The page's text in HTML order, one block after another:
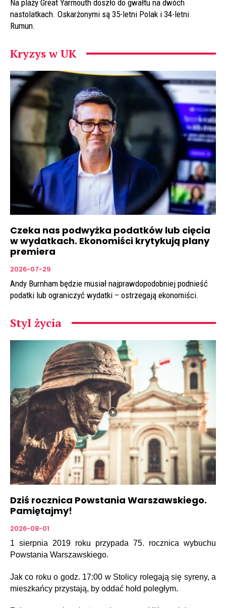
Na plaży Great Yarmouth doszło do gwałtu na dwóch
nastolatkach. Oskarżonymi są 35-letni Polak i 34-letni
Rumun.
Kryzys w UK
Czeka nas podwyżka podatków lub cięcia
w wydatkach. Ekonomiści krytykują plany
premiera
2026-07-29
Andy Burnham będzie musiał najprawdopodobniej podnieść
podatki lub ograniczyć wydatki – ostrzegają ekonomiści.
Styl życia
Dziś rocznica Powstania Warszawskiego.
Pamiętajmy!
2026-08-01
1 sierpnia 2019 roku przypada 75. rocznica wybuchu
Powstania Warszawskiego.
Jak co roku o godz. 17:00 w Stolicy rolegają się syreny, a
mieszkańcy przystają, by oddać hołd poległym.